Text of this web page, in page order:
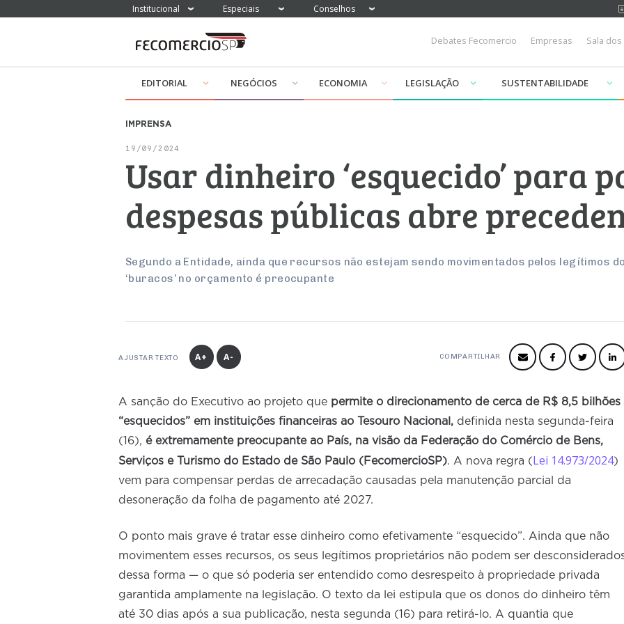
Institucional Especiais Conselhos
Debates Fecomercio Empresas Sala
EDITORIAL NEGÓCIOS ECONOMIA LEGISLAÇÃO SUSTENTABILIDADE
IMPRENSA
19/09/2024
Usar dinheiro ‘esquecido’ para
despesas públicas abre
Segundo a Entidade, ainda que recursos não estejam sendo movimentados pelos legítimos
‘buracos’ no orçamento é preocupante
AJUSTAR TEXTO A+ A- COMPARTILHAR
A sanção do Executivo ao projeto que permite o direcionamento de cerca de R$ 8,5 bilhões
“esquecidos” em instituições financeiras ao Tesouro Nacional, definida nesta segunda-feira
(16), é extremamente preocupante ao País, na visão da Federação do Comércio de Bens,
Serviços e Turismo do Estado de São Paulo (FecomercioSP). A nova regra (Lei 14.973/2024)
vem para compensar perdas de arrecadação causadas pela manutenção parcial da
desoneração da folha de pagamento até 2027.
O ponto mais grave é tratar esse dinheiro como efetivamente “esquecido”. Ainda que não
movimentem esses recursos, os seus legítimos proprietários não podem ser
dessa forma — o que só poderia ser entendido como desrespeito à propriedade privada
garantida amplamente na legislação. O texto da lei estipula que os donos do dinheiro têm
até 30 dias após a sua publicação, nesta segunda (16) para retirá-lo. A quantia que